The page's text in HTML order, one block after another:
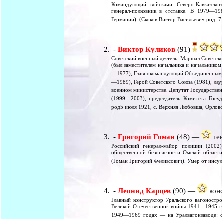
Командующий войсками Северо-
генерал-полковник в отставке. В
Германии). (Скоков Виктор Васильевич род.
- Виктор Куликов(91)
Советский военный деятель, Маршал
(был заместителем начальника и
—1977), Главнокомандующий
—1989), Герой Советского Союза (1981),
военном министерстве. Депутат
(1999—2003), председатель Комитета
род5 июля 1921, с. Верхняя Любовша,
- Григорий Гоман(48) —
Российский генерал-майор полиции
общественной безопасности Омской
(Гоман Григорий Феликсович). Умер от
- Леонид Карцев (90) —
Главный конструктор Уральского
Великой Отечественной войны 1941—1945
1949—1969 годах — на